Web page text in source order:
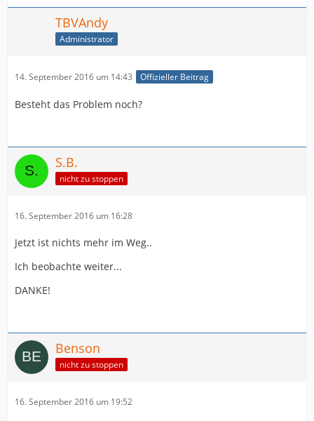
TBVAndy
Administrator
14. September 2016 um 14:43 Offizieller Beitrag
Besteht das Problem noch?
S.B.
nicht zu stoppen
16. September 2016 um 16:28
Jetzt ist nichts mehr im Weg..
Ich beobachte weiter...
DANKE!
Benson
nicht zu stoppen
16. September 2016 um 19:52